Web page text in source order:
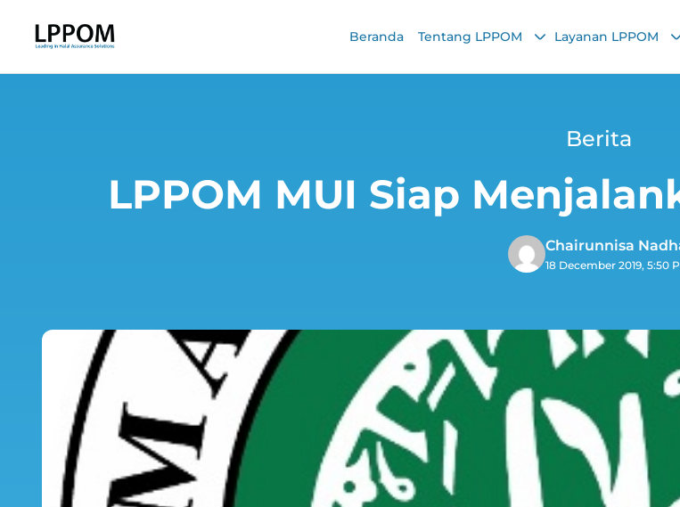
Beranda Tentang LPPOM Layanan LPPOM
Berita
LPPOM MUI Siap
Chairunnisa
18 December 2019, 5:50